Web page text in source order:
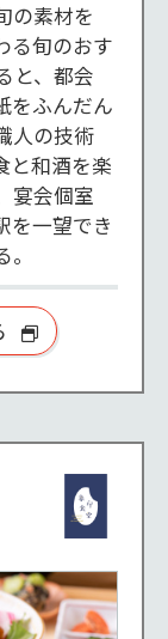
の素材を
る旬のおす
と、都会
をふんだん
人の技術
と和酒を楽
宴会個室
を一望でき